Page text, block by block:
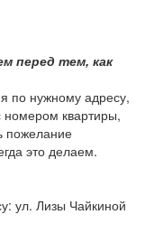
перед тем, как
по нужному адресу,
номером квартиры,
пожелание
это делаем.
ул. Лизы Чайкиной